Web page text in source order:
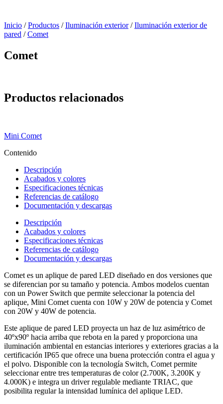
Inicio / Productos / Iluminación exterior / Iluminación exterior de
pared / Comet
Comet
Productos relacionados
Mini Comet
Contenido
Descripción
Acabados y colores
Especificaciones técnicas
Referencias de catálogo
Documentación y descargas
Descripción
Acabados y colores
Especificaciones técnicas
Referencias de catálogo
Documentación y descargas
Comet es un aplique de pared LED diseñado en dos versiones que
se diferencian por su tamaño y potencia. Ambos modelos cuentan
con un Power Switch que permite seleccionar la potencia del
aplique, Mini Comet cuenta con 10W y 20W de potencia y Comet
con 20W y 40W de potencia.
Este aplique de pared LED proyecta un haz de luz asimétrico de
40ºx90º hacia arriba que rebota en la pared y proporciona una
iluminación ambiental en estancias interiores y exteriores gracias a la
certificación IP65 que ofrece una buena protección contra el agua y
el polvo. Disponible con la tecnología Switch, Comet permite
seleccionar entre tres temperaturas de color (2.700K, 3.200K y
4.000K) e integra un driver regulable mediante TRIAC, que
posibilita regular la intensidad lumínica del aplique LED.